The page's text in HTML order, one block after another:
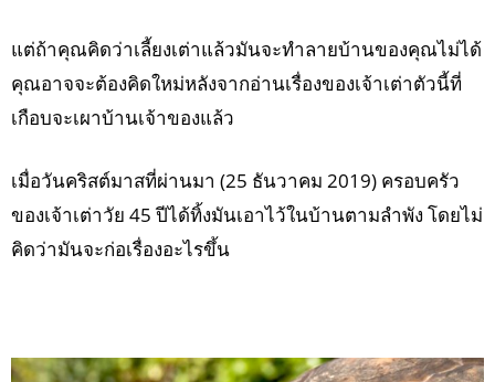
แต่ถ้าคุณคิดว่าเลี้ยงเต่าแล้วมันจะทำลายบ้านของคุณไม่ได้
คุณอาจจะต้องคิดใหม่หลังจากอ่านเรื่องของเจ้าเต่าตัวนี้ที่
เกือบจะเผาบ้านเจ้าของแล้ว
เมื่อวันคริสต์มาสที่ผ่านมา (25 ธันวาคม 2019) ครอบครัว
ของเจ้าเต่าวัย 45 ปีได้ทิ้งมันเอาไว้ในบ้านตามลำพัง โดยไม่
คิดว่ามันจะก่อเรื่องอะไรขึ้น